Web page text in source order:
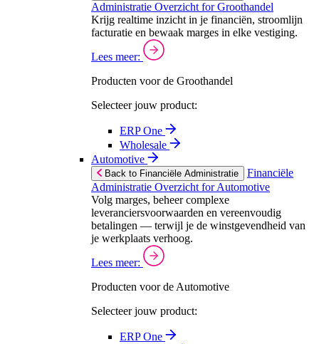
Administratie Overzicht for Groothandel
Krijg realtime inzicht in je financiën, stroomlijn
facturatie en bewaak marges in elke vestiging.
Lees meer:
Producten voor de Groothandel
Selecteer jouw product:
ERP One
Wholesale
Automotive
Back to Financiële Administratie
Financiële
Administratie Overzicht for Automotive
Volg marges, beheer complexe
leveranciersvoorwaarden en vereenvoudig
betalingen — terwijl je de winstgevendheid van
je werkplaats verhoog.
Lees meer:
Producten voor de Automotive
Selecteer jouw product:
ERP One